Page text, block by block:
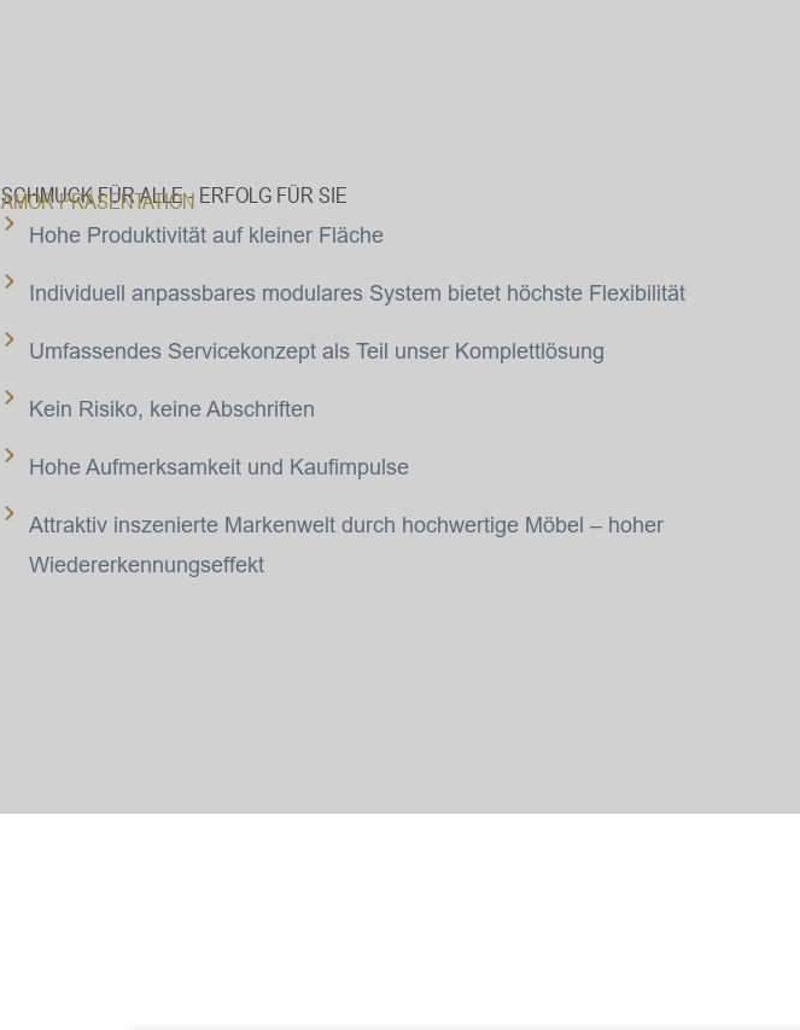
SCHMUCK FÜR ALLE - ERFOLG FÜR SIE
AMOR PRÄSENTATION
Hohe Produktivität auf kleiner Fläche
Individuell anpassbares modulares System bietet höchste Flexibilität
Umfassendes Servicekonzept als Teil unser Komplettlösung
Kein Risiko, keine Abschriften
Hohe Aufmerksamkeit und Kaufimpulse
Attraktiv inszenierte Markenwelt durch hochwertige Möbel – hoher
Wiedererkennungseffekt